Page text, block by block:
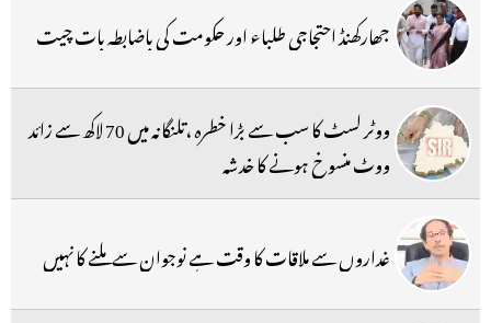
جھارکھنڈ احتجاجی طلباء اور حکومت کی باضابطہ بات چیت
ووٹر لسٹ کا سب سے بڑا خطرہ ،تلنگانہ میں 70 لاکھ سے زائد
ووٹ منسوخ ہونے کا خدشہ
غداروں سے ملاقات کا وقت ہے نوجوان سے ملنے کا نہیں